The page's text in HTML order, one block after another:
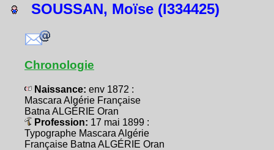
SOUSSAN, Moïse (I334425)
Chronologie
Naissance: env 1872 :
Mascara Algérie Française
Batna ALGÉRIE Oran
Profession: 17 mai 1899 :
Typographe Mascara Algérie
Française Batna ALGÉRIE Oran